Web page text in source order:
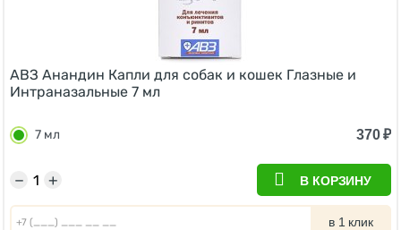
АВЗ Анандин Капли для собак и кошек Глазные и
Интраназальные 7 мл
7 мл 370₽
+
− В КОРЗИНУ
в 1 клик